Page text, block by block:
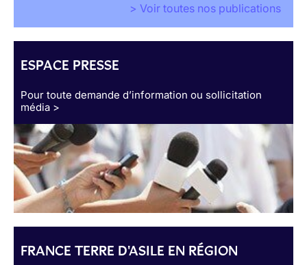
> Voir toutes nos publications
ESPACE PRESSE
Pour toute demande d’information ou sollicitation
média >
FRANCE TERRE D'ASILE EN RÉGION